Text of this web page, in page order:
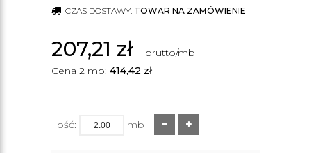
CZAS DOSTAWY: TOWAR NA ZAMÓWIENIE
207,21 zł
brutto/mb
Cena 2 mb: 414,42 zł
Ilość: mb